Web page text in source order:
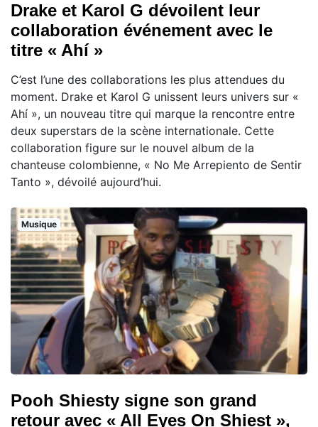
Drake et Karol G dévoilent leur
collaboration événement avec le
titre « Ahí »
C’est l’une des collaborations les plus attendues du
moment. Drake et Karol G unissent leurs univers sur «
Ahí », un nouveau titre qui marque la rencontre entre
deux superstars de la scène internationale. Cette
collaboration figure sur le nouvel album de la
chanteuse colombienne, « No Me Arrepiento de Sentir
Tanto », dévoilé aujourd’hui.
Musique
Pooh Shiesty signe son grand
retour avec « All Eyes On Shiest »,